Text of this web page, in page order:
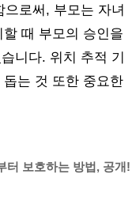
로써, 부모는 자녀
때 부모의 승인을
니다. 위치 추적 기
는 것 또한 중요한
터 보호하는 방법, 공개!